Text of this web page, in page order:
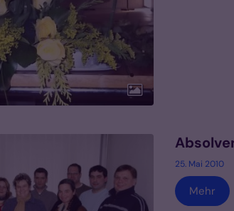
25. Mai 2010
Mehr